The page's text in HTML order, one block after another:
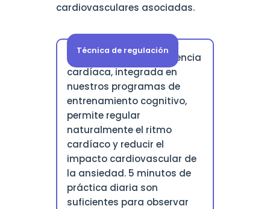
cardiovasculares asociadas.
Técnica de regulación
La práctica de la coherencia
cardíaca, integrada en
nuestros programas de
entrenamiento cognitivo,
permite regular
naturalmente el ritmo
cardíaco y reducir el
impacto cardiovascular de
la ansiedad. 5 minutos de
práctica diaria son
suficientes para observar